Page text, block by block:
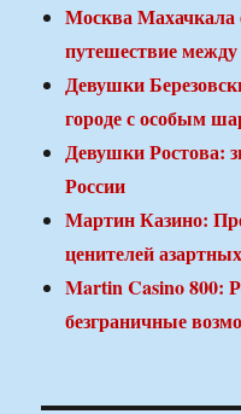
Москва Махачкала
путешествие
Девушки
городе с особым
Девушки Ростова:
России
Мартин Казино:
ценителей
Martin Casino 800:
безграничные